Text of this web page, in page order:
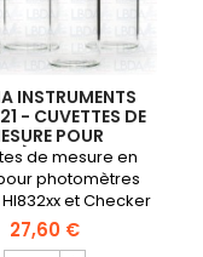
INSTRUMENTS
- CUVETTES DE
POUR
HI832XX
HC (X 4)
de mesure en
photomètres
HI832xx et Checker
cuvettes sont
sans capuchon.
27,60 €